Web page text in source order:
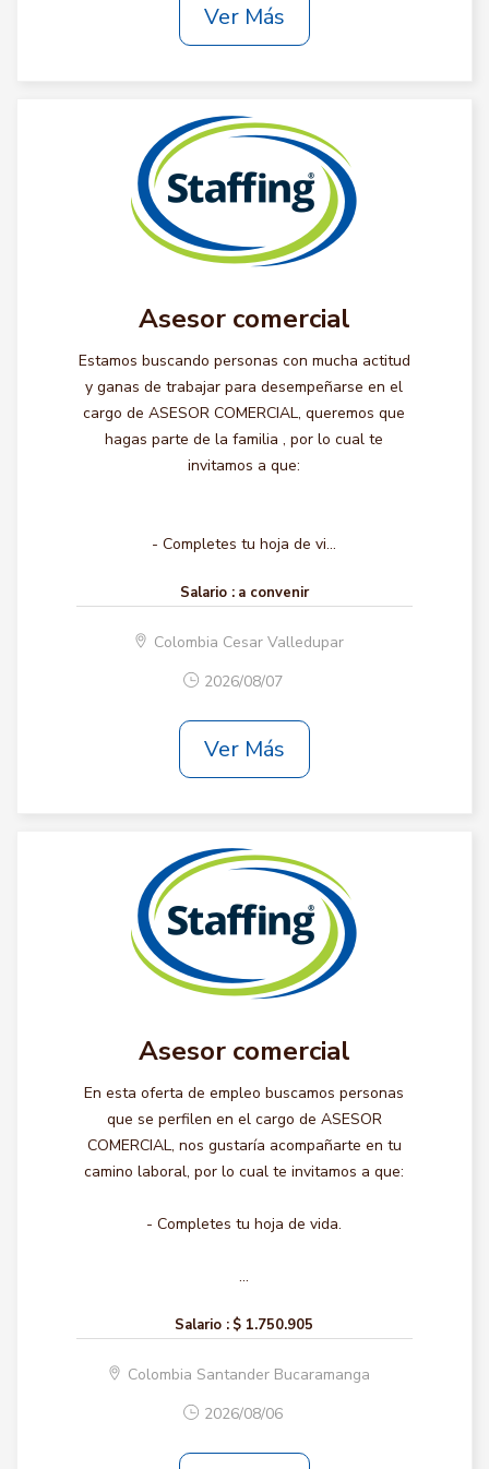
Ver Más
Asesor comercial
Estamos buscando personas con mucha actitud
y ganas de trabajar para desempeñarse en el
cargo de ASESOR COMERCIAL, queremos que
hagas parte de la familia , por lo cual te
invitamos a que:
- Completes tu hoja de vi...
Salario : a convenir
Colombia Cesar Valledupar
2026/08/07
Ver Más
Asesor comercial
En esta oferta de empleo buscamos personas
que se perfilen en el cargo de ASESOR
COMERCIAL, nos gustaría acompañarte en tu
camino laboral, por lo cual te invitamos a que:
- Completes tu hoja de vida.
...
Salario : $ 1.750.905
Colombia Santander Bucaramanga
2026/08/06